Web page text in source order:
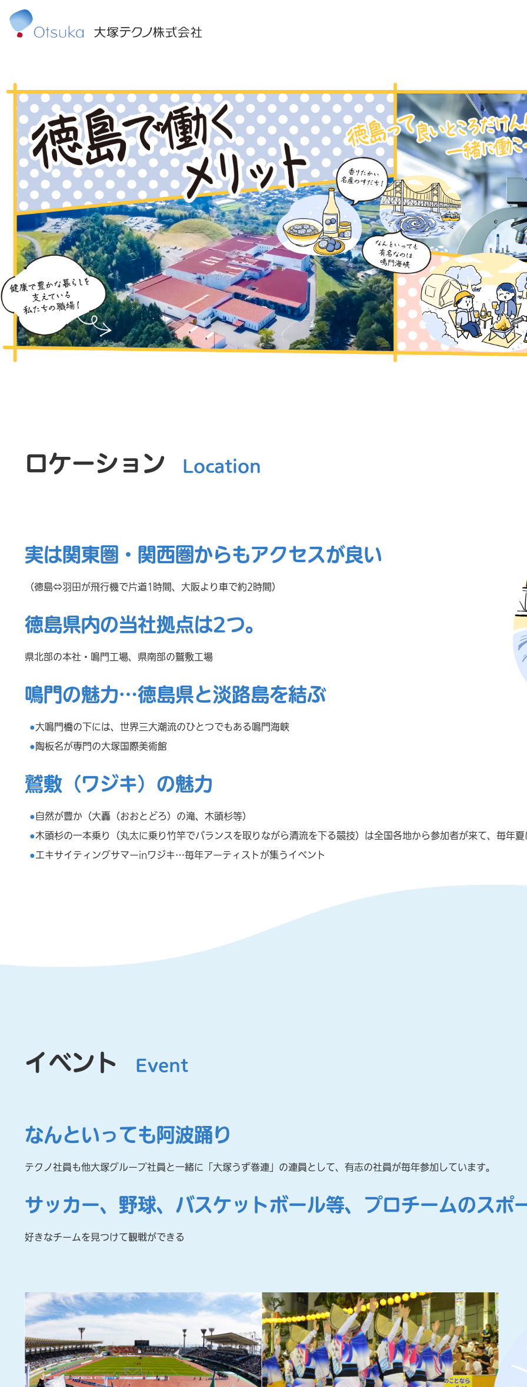
ロケーション Location
実は関東圏・関西圏からもアクセスが良い
（徳島⇔羽田が飛行機で片道1時間、大阪より車で約2時間）
徳島県内の当社拠点は2つ。
県北部の本社・鳴門工場、県南部の鷲敷工場
鳴門の魅力…徳島県と淡路島を結ぶ
大鳴門橋の下には、世界三大潮流のひとつでもある鳴門海峡
陶板名が専門の大塚国際美術館
鷲敷（ワジキ）の魅力
自然が豊か （大轟（おおとどろ）の滝、木頭杉等）
木頭杉の一本乗り（丸太に乗り竹竿でバランスを取りながら清流を下る競技）は全国各地から参加者が来て、毎年
エキサイティングサマーinワジキ…毎年アーティストが集うイベント
イベント Event
なんといっても阿波踊り
テクノ社員も他大塚グループ社員と一緒に「大塚うず巻連」の連員として、有志の社員が毎年参加しています。
サッカー、野球、バスケットボール等、プロチームのスポ
好きなチームを見つけて観戦ができる